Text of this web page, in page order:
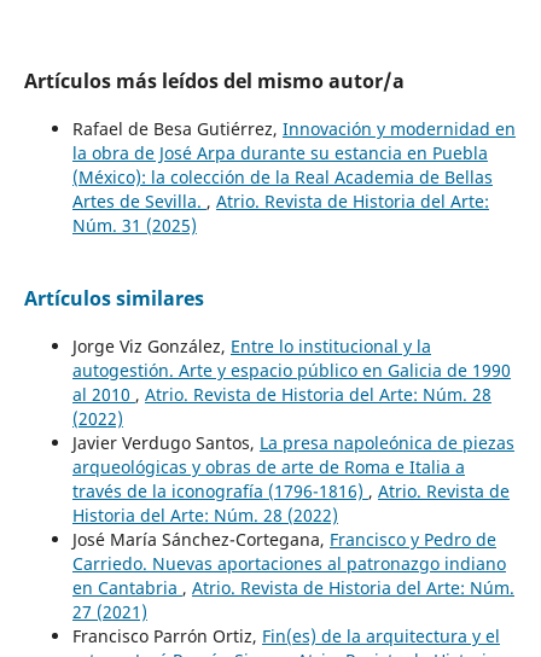
Artículos más leídos del mismo autor/a
Rafael de Besa Gutiérrez, Innovación y modernidad en
la obra de José Arpa durante su estancia en Puebla
(México): la colección de la Real Academia de Bellas
Artes de Sevilla. , Atrio. Revista de Historia del Arte:
Núm. 31 (2025)
Artículos similares
Jorge Viz González, Entre lo institucional y la
autogestión. Arte y espacio público en Galicia de 1990
al 2010 , Atrio. Revista de Historia del Arte: Núm. 28
(2022)
Javier Verdugo Santos, La presa napoleónica de piezas
arqueológicas y obras de arte de Roma e Italia a
través de la iconografía (1796-1816) , Atrio. Revista de
Historia del Arte: Núm. 28 (2022)
José María Sánchez-Cortegana, Francisco y Pedro de
Carriedo. Nuevas aportaciones al patronazgo indiano
en Cantabria , Atrio. Revista de Historia del Arte: Núm.
27 (2021)
Francisco Parrón Ortiz, Fin(es) de la arquitectura y el